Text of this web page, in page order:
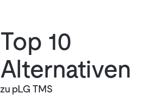
Top 10
Alternativen
zu pLG TMS